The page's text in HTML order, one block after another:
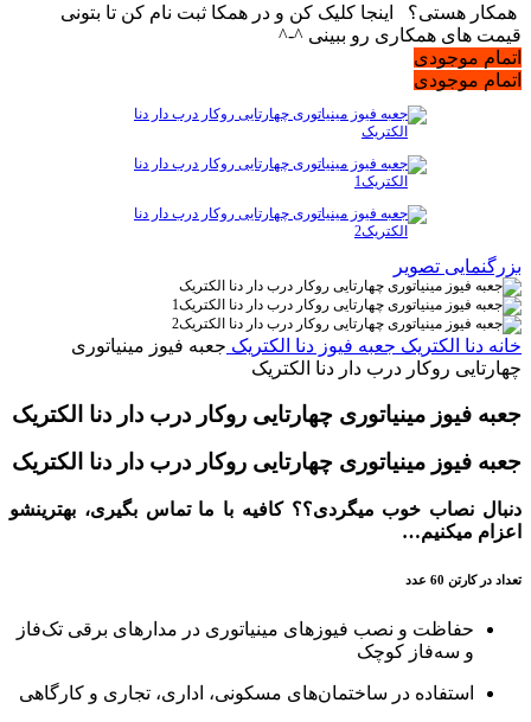
همکار هستی؟ اینجا کلیک کن و در همکا ثبت نام کن تا بتونی
قیمت های همکاری رو ببینی ^-^
اتمام موجودی
اتمام موجودی
بزرگنمایی تصویر
خانه دنا الکتریک جعبه فیوز دنا الکتریک جعبه فیوز مینیاتوری
چهارتایی روکار درب دار دنا الکتریک
جعبه فیوز مینیاتوری چهارتایی روکار درب دار دنا الکتریک
جعبه فیوز مینیاتوری چهارتایی روکار درب دار دنا الکتریک
دنبال نصاب خوب میگردی؟؟ کافیه با ما تماس بگیری، بهترینشو
اعزام میکنیم…
تعداد در کارتن 60 عدد
حفاظت و نصب فیوزهای مینیاتوری در مدارهای برقی تک‌فاز
و سه‌فاز کوچک
استفاده در ساختمان‌های مسکونی، اداری، تجاری و کارگاهی